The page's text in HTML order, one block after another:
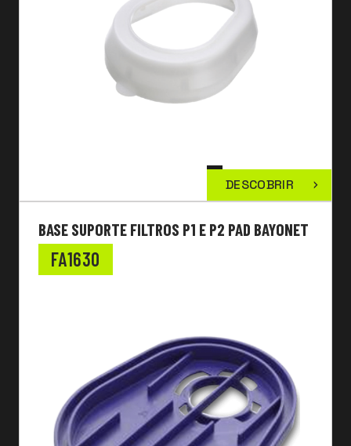
DESCOBRIR
BASE SUPORTE FILTROS P1 E P2 PAD BAYONET
FA1630